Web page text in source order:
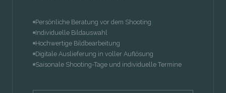
Persönliche Beratung vor dem Shooting
Individuelle Bildauswahl
Hochwertige Bildbearbeitung
Digitale Auslieferung in voller Auflösung
Saisonale Shooting-Tage und individuelle Termine